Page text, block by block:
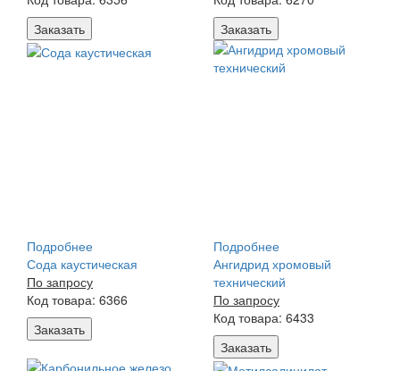
Заказать
Заказать
Подробнее
Сода каустическая
По запросу
Код товара: 6366
Заказать
Подробнее
Ангидрид хромовый
технический
По запросу
Код товара: 6433
Заказать